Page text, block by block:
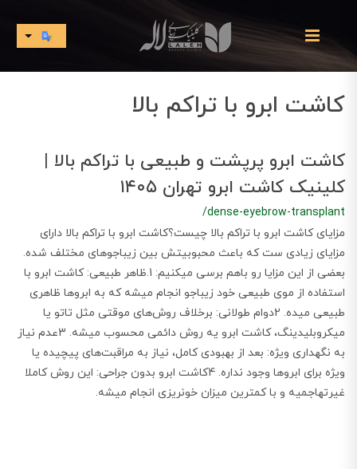
کاشت ابرو با تراکم بالا
کاشت ابرو پرپشت و طبیعی با تراکم بالا |
کلینیک کاشت ابرو تهران ۱۴۰۵
/dense-eyebrow-transplant
مزایای کاشت ابرو با تراکم بالا چیست؟کاشت ابرو با تراکم بالا دارای
مزایای زیادی ست که باعث محبوبیتش بین زیباجوهای مختلف شده.
بعضی از این مزایا رو باهم برسی میکنیم: 1.ظاهر طبیعی: کاشت ابرو با
استفاده از موی طبیعی خود زیباجو انجام میشه که به ابروها ظاهری
طبیعی میده. 2دوام طولانی: برخلاف روش‌های موقتی مثل تاتو یا
میکروبلیدینگ، کاشت ابرو یه روش دائمی محسوب میشه. 3عدم نیاز
به نگهداری ویژه: بعد از بهبودی کامل، نیاز به مراقبت‌های پیچیده یا
ویژه برای ابروها وجود نداره. 4کاشت ابرو بدون جراحی: این روش کاملا
غیرتهاجمیه و با کمترین میزان خونریزی انجام میشه.